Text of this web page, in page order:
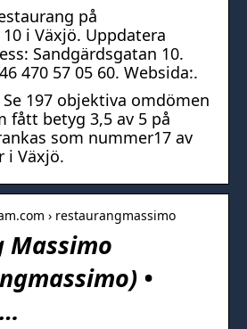
på
i Växjö. Uppdatera
Sandgärdsgatan 10.
470 57 05 60. Websida:.
197 objektiva omdömen
fått betyg 3,5 av 5 på
som nummer17 av
i Växjö.
› restaurangmassimo
Massimo
•